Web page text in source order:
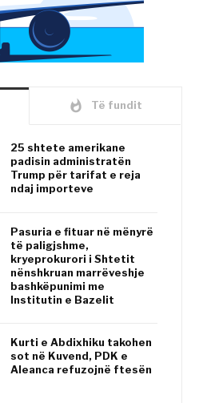
whatshot Të fundit
25 shtete amerikane
padisin administratën
Trump për tarifat e reja
ndaj importeve
Pasuria e fituar në mënyrë
të paligjshme,
kryeprokurori i Shtetit
nënshkruan marrëveshje
bashkëpunimi me
Institutin e Bazelit
Kurti e Abdixhiku takohen
sot në Kuvend, PDK e
Aleanca refuzojnë ftesën